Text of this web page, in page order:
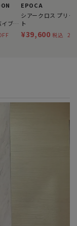
イブリ
EPOCA
シアークロス プリー
ト
¥39,600 税込